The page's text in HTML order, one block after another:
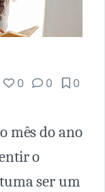
0 0 0
mês do ano
o
ser um